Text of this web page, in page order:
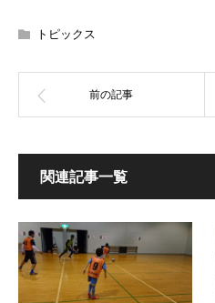
トピックス
関連記事一覧